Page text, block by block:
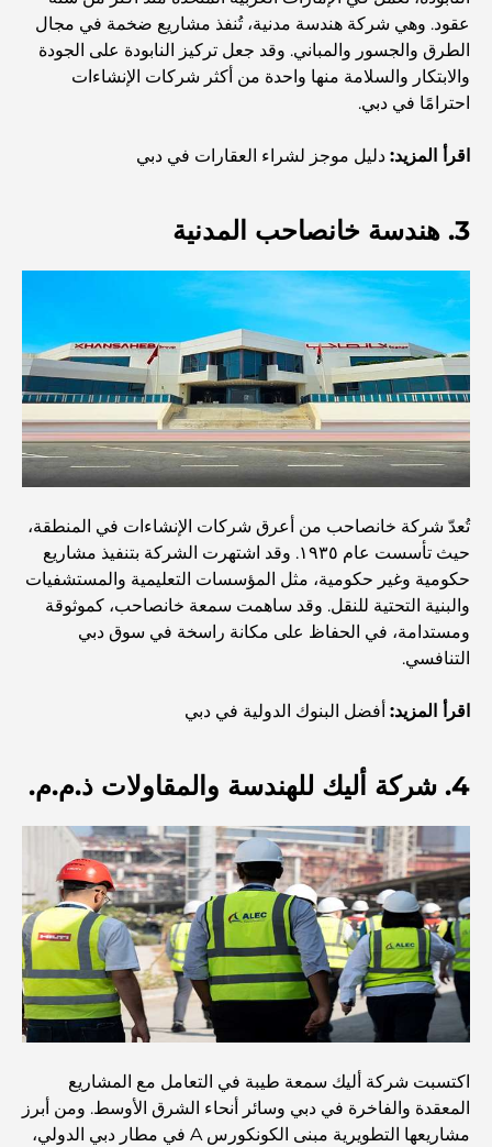
والمجتمع
مطاعم دبي الحائزة على نجمة ميشلان: جولة مغامرة لعشاق
الطعام
استكشاف مطاعم جميرا جولف إستيتس: دليل الطهي
Dubai Horse Racing: Where Tradition Meets
المقاهي في نخلة جميرا: دليل لأفضل أماكن القهوة وأسلوب
الحياة في الجزيرة
أفضل وجبات الإفطار في دبي: اختياراتي المفضلة لعام 2026
كيفية الحصول على قرض عقاري في دبي: الدليل الشامل
مخطط تلال الغاف الرئيسي: معيار جديد للحياة المتكاملة في
دبي
منازل متوافقة مع مبادئ فاستو: دليل عملي لتحقيق التوازن
أفضل شركات تنسيق الحدائق في دبي: تحويل المساحات
أفضل شركات نقل الأثاث في دبي: دليل شامل
نخلة جبل علي مقابل نخلة جميرا: مقارنة واضحة لمشتري
العقارات الأذكياء
اكتشف جزيرة القمر في دبي: دليلك الأمثل
استكشاف المواقع التاريخية في دبي: رحلة عبر الزمن
أفضل 7 مطاعم في خور دبي لتناول الطعام فيها
عقود. وهي شركة هندسة مدنية، تُنفذ مشاريع ضخمة في مجال
الطرق والجسور والمباني. وقد جعل تركيز النابودة على الجودة
والابتكار والسلامة منها واحدة من أكثر شركات الإنشاءات
احترامًا في دبي.
اقرأ المزيد: دليل موجز لشراء العقارات في دبي
3. هندسة خانصاحب المدنية
تُعدّ شركة خانصاحب من أعرق شركات الإنشاءات في المنطقة،
حيث تأسست عام ١٩٣٥. وقد اشتهرت الشركة بتنفيذ مشاريع
حكومية وغير حكومية، مثل المؤسسات التعليمية والمستشفيات
والبنية التحتية للنقل. وقد ساهمت سمعة خانصاحب، كموثوقة
ومستدامة، في الحفاظ على مكانة راسخة في سوق دبي
التنافسي.
اقرأ المزيد: أفضل البنوك الدولية في دبي
4. شركة أليك للهندسة والمقاولات ذ.م.م.
اكتسبت شركة أليك سمعة طيبة في التعامل مع المشاريع
المعقدة والفاخرة في دبي وسائر أنحاء الشرق الأوسط. ومن أبرز
مشاريعها التطويرية مبنى الكونكورس A في مطار دبي الدولي،